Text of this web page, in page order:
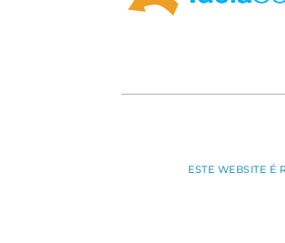
ESTE WEBSITE É